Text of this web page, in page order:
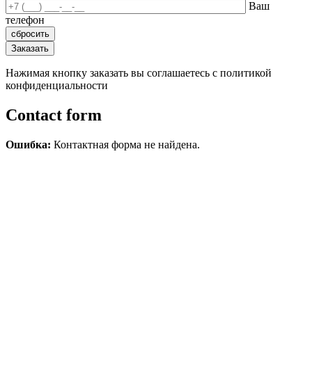
Ваш
телефон
Нажимая кнопку заказать вы соглашаетесь с политикой
конфиденциальности
Contact form
Ошибка: Контактная форма не найдена.